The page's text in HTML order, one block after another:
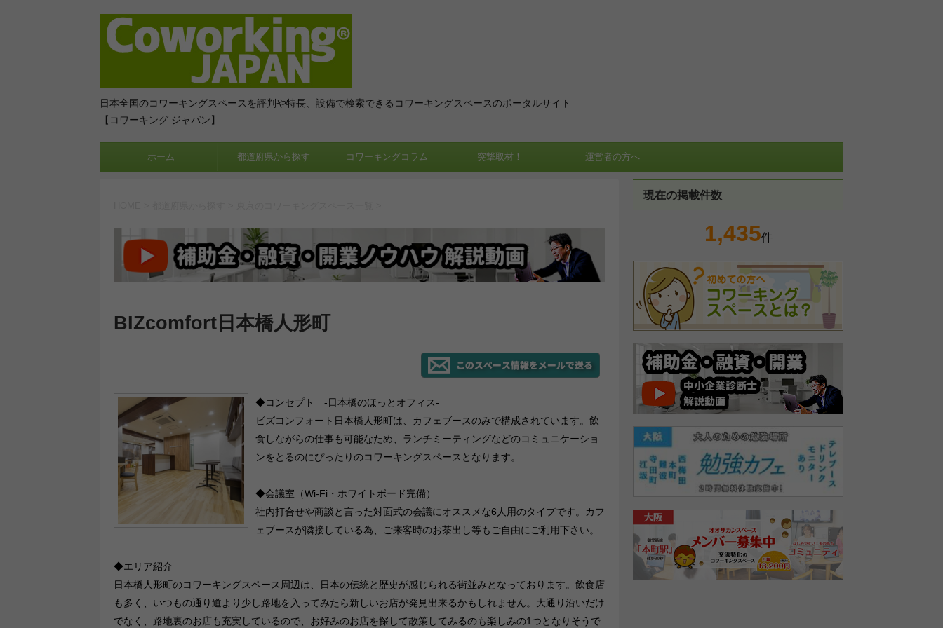
日本全国のコワーキングスペースを評判や特長、設備で検索できるコワーキングスペースのポータルサイト
【コワーキング ジャパン】
ホーム 都道府県から探す コワーキングコラム 突撃取材！ 運営者の方へ
BIZcomfort日本橋人形町
◆コンセプト -日本橋のほっとオフィス-
ビズコンフォート日本橋人形町は、カフェブースのみで構成されています。飲
食しながらの仕事も可能なため、ランチミーティングなどのコミュニケーショ
ンをとるのにぴったりのコワーキングスペースとなります。
◆会議室（Wi-Fi・ホワイトボード完備）
社内打合せや商談と言った対面式の会議にオススメな6人用のタイプです。カフ
ェブースが隣接している為、ご来客時のお茶出し等もご自由にご利用下さい。
◆エリア紹介
日本橋人形町のコワーキングスペース周辺は、日本の伝統と歴史が感じられる街並みとなっております。飲食店
も多く、いつもの通り道より少し路地を入ってみたら新しいお店が発見出来るかもしれません。大通り沿いだけ
でなく、路地裏のお店も充実しているので、お好みのお店を探して散策してみるのも楽しみの1つとなりそうで
現在の掲載件数
1,435件